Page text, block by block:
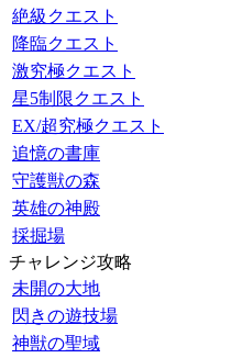
絶級クエスト
降臨クエスト
激究極クエスト
星5制限クエスト
EX/超究極クエスト
追憶の書庫
守護獣の森
英雄の神殿
採掘場
チャレンジ攻略
未開の大地
閃きの遊技場
神獣の聖域